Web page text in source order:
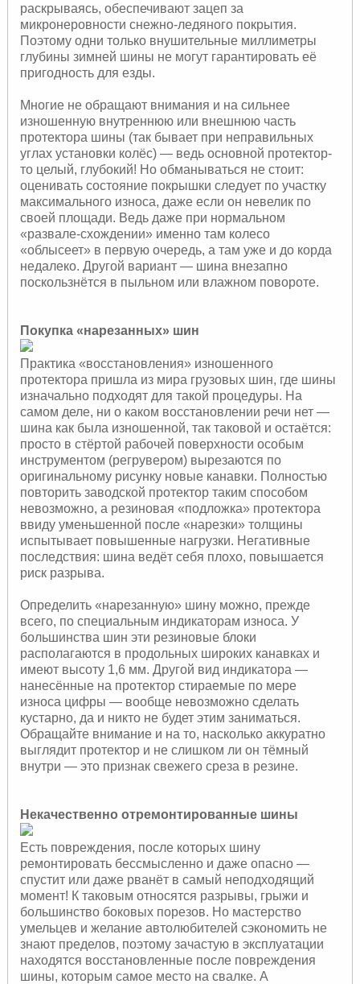
раскрываясь, обеспечивают зацеп за
микронеровности снежно-ледяного покрытия.
Поэтому одни только внушительные миллиметры
глубины зимней шины не могут гарантировать её
пригодность для езды.
Многие не обращают внимания и на сильнее
изношенную внутреннюю или внешнюю часть
протектора шины (так бывает при неправильных
углах установки колёс) — ведь основной протектор-
то целый, глубокий! Но обманываться не стоит:
оценивать состояние покрышки следует по участку
максимального износа, даже если он невелик по
своей площади. Ведь даже при нормальном
«развале-схождении» именно там колесо
«облысеет» в первую очередь, а там уже и до корда
недалеко. Другой вариант — шина внезапно
поскользнётся в пыльном или влажном повороте.
Покупка «нарезанных» шин
Практика «восстановления» изношенного
протектора пришла из мира грузовых шин, где шины
изначально подходят для такой процедуры. На
самом деле, ни о каком восстановлении речи нет —
шина как была изношенной, так таковой и остаётся:
просто в стёртой рабочей поверхности особым
инструментом (регрувером) вырезаются по
оригинальному рисунку новые канавки. Полностью
повторить заводской протектор таким способом
невозможно, а резиновая «подложка» протектора
ввиду уменьшенной после «нарезки» толщины
испытывает повышенные нагрузки. Негативные
последствия: шина ведёт себя плохо, повышается
риск разрыва.
Определить «нарезанную» шину можно, прежде
всего, по специальным индикаторам износа. У
большинства шин эти резиновые блоки
располагаются в продольных широких канавках и
имеют высоту 1,6 мм. Другой вид индикатора —
нанесённые на протектор стираемые по мере
износа цифры — вообще невозможно сделать
кустарно, да и никто не будет этим заниматься.
Обращайте внимание и на то, насколько аккуратно
выглядит протектор и не слишком ли он тёмный
внутри — это признак свежего среза в резине.
Некачественно отремонтированные шины
Есть повреждения, после которых шину
ремонтировать бессмысленно и даже опасно —
спустит или даже рванёт в самый неподходящий
момент! К таковым относятся разрывы, грыжи и
большинство боковых порезов. Но мастерство
умельцев и желание автолюбителей сэкономить не
знают пределов, поэтому зачастую в эксплуатации
находятся восстановленные после повреждения
шины, которым самое место на свалке. А